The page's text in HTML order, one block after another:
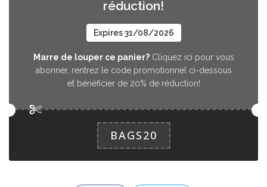
réduction!
Expires 31/08/2026
Marre de louper ce panier?Cliquez ici pour vous
abonner, rentrez le code promotionnel ci-dessous
et bénéficier de 20% de réduction!
BAGS20